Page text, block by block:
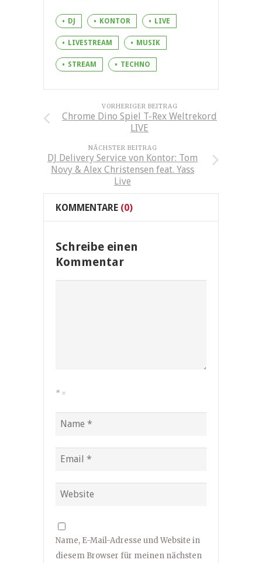
DJ KONTOR LIVE
LIVESTREAM MUSIK
STREAM TECHNO
VORHERIGER BEITRAG
Chrome Dino Spiel T-Rex Weltrekord
LIVE
NÄCHSTER BEITRAG
DJ Delivery Service von Kontor: Tom
Novy & Alex Christensen feat. Yass
Live
KOMMENTARE (0)
Schreibe einen
Kommentar
* =
Name, E-Mail-Adresse und Website in
diesem Browser für meinen nächsten